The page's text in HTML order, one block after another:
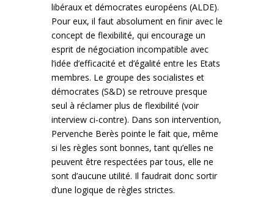
libéraux et démocrates européens (ALDE).
Pour eux, il faut absolument en finir avec le
concept de flexibilité, qui encourage un
esprit de négociation incompatible avec
l’idée d’efficacité et d’égalité entre les Etats
membres. Le groupe des socialistes et
démocrates (S&D) se retrouve presque
seul à réclamer plus de flexibilité (voir
interview ci-contre). Dans son intervention,
Pervenche Berès pointe le fait que, même
si les règles sont bonnes, tant qu’elles ne
peuvent être respectées par tous, elle ne
sont d’aucune utilité. Il faudrait donc sortir
d’une logique de règles strictes.